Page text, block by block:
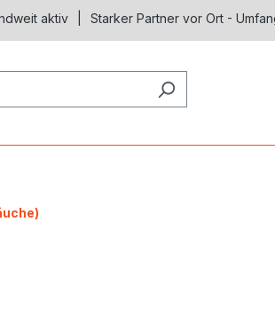
aktiv Starker Partner vor Ort -